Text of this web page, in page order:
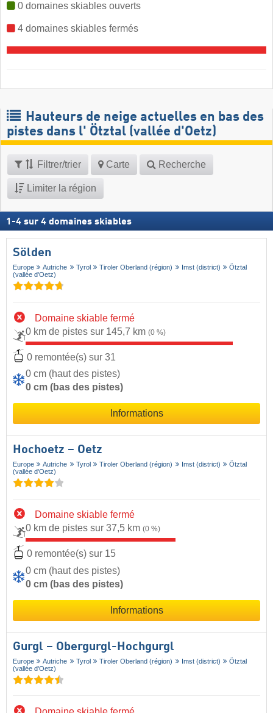
0 domaines skiables ouverts
4 domaines skiables fermés
Hauteurs de neige actuelles en bas des
pistes dans l' Ötztal (vallée d'Oetz)
Filtrer/trier Carte Recherche
Limiter la région
1 -4 sur 4 domaines skiables
Sölden
Europe Autriche Tyrol Tiroler Oberland (région) Imst (district)
Ötztal
(vallée d'Oetz)
Domaine skiable fermé
0 km de pistes sur 145,7 km (0 %)
0 remontée(s) sur 31
0 cm (haut des pistes)
0 cm (bas des pistes)
Informations
Hochoetz – Oetz
Europe Autriche Tyrol Tiroler Oberland (région) Imst (district)
Ötztal
(vallée d'Oetz)
Domaine skiable fermé
0 km de pistes sur 37,5 km (0 %)
0 remontée(s) sur 15
0 cm (haut des pistes)
0 cm (bas des pistes)
Informations
Gurgl – Obergurgl-Hochgurgl
Europe Autriche Tyrol Tiroler Oberland (région) Imst (district)
Ötztal
(vallée d'Oetz)